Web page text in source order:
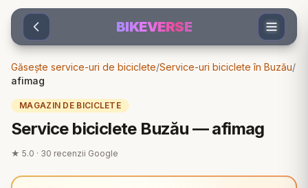
Sari la conținut
BIKEVERSE
Găsește service-uri de biciclete/Service-uri biciclete în Buzău/
afimag
MAGAZIN DE BICICLETE
Service biciclete Buzău — afimag
★ 5.0 · 30 recenzii Google